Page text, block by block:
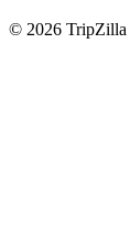
© 2026 TripZilla